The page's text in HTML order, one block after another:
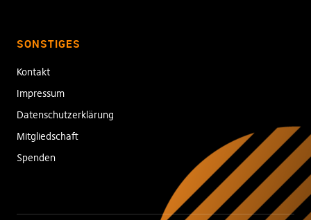
SONSTIGES
Kontakt
Impressum
Datenschutzerklärung
Mitgliedschaft
Spenden